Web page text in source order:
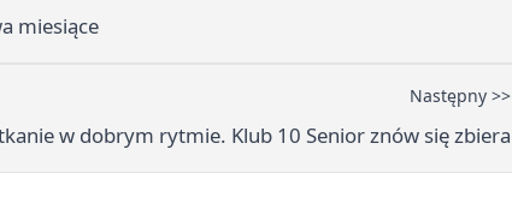
miesiące
Następny >>
w dobrym rytmie. Klub 10 Senior znów się zbiera